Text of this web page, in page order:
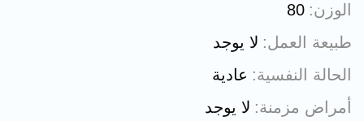
الوزن 80
طبيعة العمل لا يوجد
الحالة النفسية
عادية
أمراض مزمنة لا يوجد